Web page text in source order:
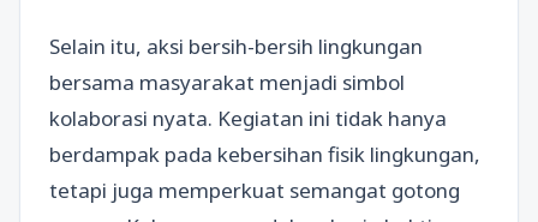
Selain itu, aksi bersih-bersih lingkungan
bersama masyarakat menjadi simbol
kolaborasi nyata. Kegiatan ini tidak hanya
berdampak pada kebersihan fisik lingkungan,
tetapi juga memperkuat semangat gotong